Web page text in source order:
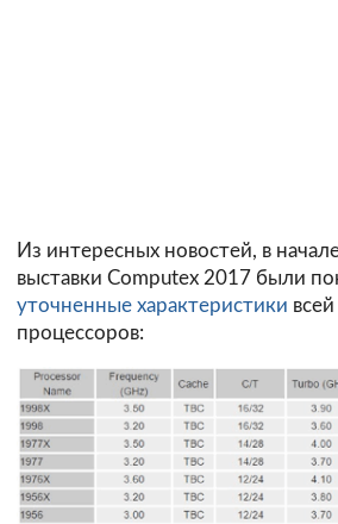
Из интересных новостей, в
выставки Computex 2017 были
уточненные характеристики
процессоров: